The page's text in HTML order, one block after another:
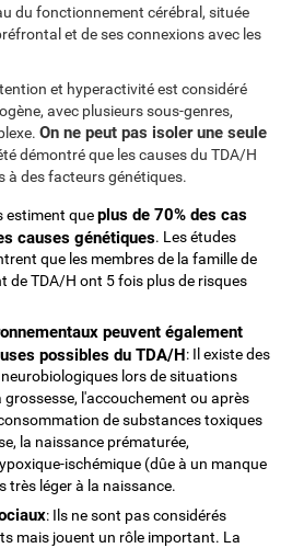
du fonctionnement cérébral, située
et de ses connexions avec les
et hyperactivité est considéré
avec plusieurs sous-genres,
On ne peut pas isoler une seule
démontré que les causes du TDA/H
à des facteurs génétiques.
estiment queplus de 70% des cas
causes génétiques. Les études
que les membres de la famille de
de TDA/H ont 5 fois plus de risques
peuvent également
possibles du TDA/H: Il existe des
lors de situations
grossesse, l'accouchement ou après
de substances toxiques
la naissance prématurée,
ischémique (dûe à un manque
très léger à la naissance.
: Ils ne sont pas considérés
mais jouent un rôle important. La